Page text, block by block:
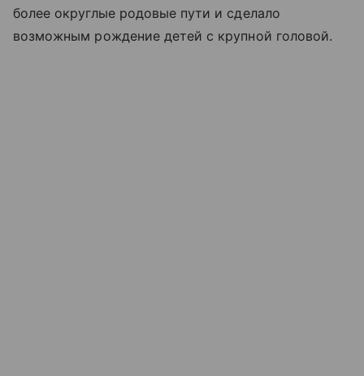
более округлые родовые пути и сделало
возможным рождение детей с крупной головой.